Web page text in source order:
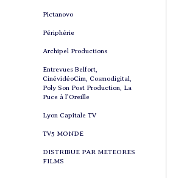
Pictanovo
Périphérie
Archipel Productions
Entrevues Belfort,
CinévidéoCim, Cosmodigital,
Poly Son Post Production, La
Puce à l’Oreille
Lyon Capitale TV
TV5 MONDE
DISTRIBUE PAR METEORES
FILMS